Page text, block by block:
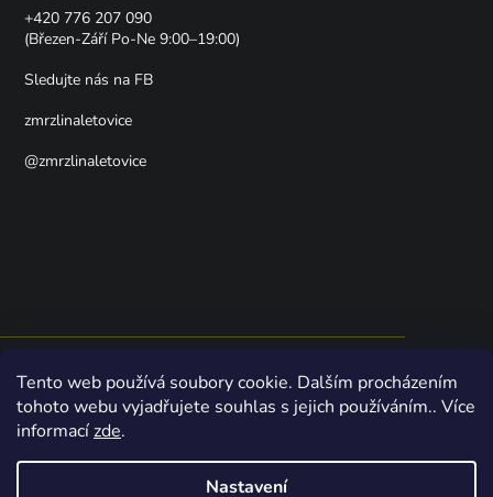
Tento web používá soubory cookie. Dalším procházením
tohoto webu vyjadřujete souhlas s jejich používáním.. Více
informacízde.
Nastavení
+420 776 207 090
(Březen-Září Po-Ne 9:00–19:00)
Sledujte nás na FB
zmrzlinaletovice
@zmrzlinaletovice
zmrzlináři z Letovic